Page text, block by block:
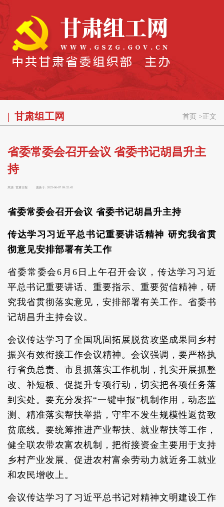
甘肃组工网 首页 > 正文
省委常委会召开会议 省委书记胡昌升主
持
来源: 甘肃日报 更新于: 2025-06-07 09:32:45
省委常委会召开会议 省委书记胡昌升主持
传达学习习近平总书记重要讲话精神 研究我省贯
彻意见安排部署有关工作
省委常委会6月6日上午召开会议，传达学习习近
平总书记重要讲话、重要指示、重要贺信精神，研
究我省贯彻落实意见，安排部署有关工作。省委书
记胡昌升主持会议。
会议传达学习了全国巩固拓展脱贫攻坚成果同乡村
振兴有效衔接工作会议精神。会议强调，要严格执
行省负总责、市县抓落实工作机制，扎实开展抓整
改、补短板、促提升专项行动，切实把各项任务落
到实处。要充分发挥“一键申报”机制作用，动态监
测、精准落实帮扶举措，守牢不发生规模性返贫致
贫底线。要统筹推进产业帮扶、就业帮扶等工作，
健全联农带农富农机制，把衔接资金主要用于支持
乡村产业发展、促进农村富余劳动力就近务工就业
和农民增收上。
会议传达学习了习近平总书记对精神文明建设工作